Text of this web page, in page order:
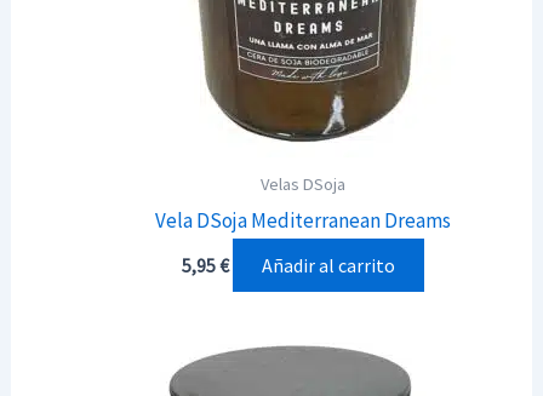
Velas DSoja
Vela DSoja Mediterranean Dreams
5,95€ Añadir al carrito